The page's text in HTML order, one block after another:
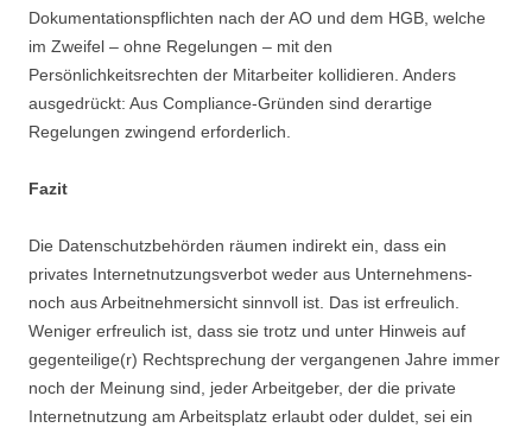
Dokumentationspflichten nach der AO und dem HGB, welche
im Zweifel – ohne Regelungen – mit den
Persönlichkeitsrechten der Mitarbeiter kollidieren. Anders
ausgedrückt: Aus Compliance-Gründen sind derartige
Regelungen zwingend erforderlich.
Fazit
Die Datenschutzbehörden räumen indirekt ein, dass ein
privates Internetnutzungsverbot weder aus Unternehmens-
noch aus Arbeitnehmersicht sinnvoll ist. Das ist erfreulich.
Weniger erfreulich ist, dass sie trotz und unter Hinweis auf
gegenteilige(r) Rechtsprechung der vergangenen Jahre immer
noch der Meinung sind, jeder Arbeitgeber, der die private
Internetnutzung am Arbeitsplatz erlaubt oder duldet, sei ein